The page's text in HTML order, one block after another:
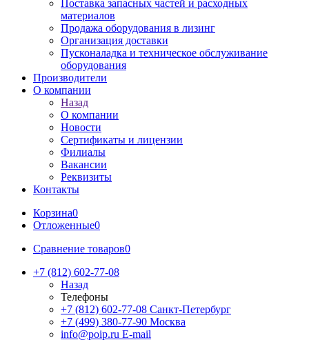
Поставка запасных частей и расходных
материалов
Продажа оборудования в лизинг
Организация доставки
Пусконаладка и техническое обслуживание
оборудования
Производители
О компании
Назад
О компании
Новости
Сертификаты и лицензии
Филиалы
Вакансии
Реквизиты
Контакты
Корзина0
Отложенные0
Сравнение товаров0
+7 (812) 602-77-08
Назад
Телефоны
+7 (812) 602-77-08 Санкт-Петербург
+7 (499) 380-77-90 Москва
info@poip.ru E-mail